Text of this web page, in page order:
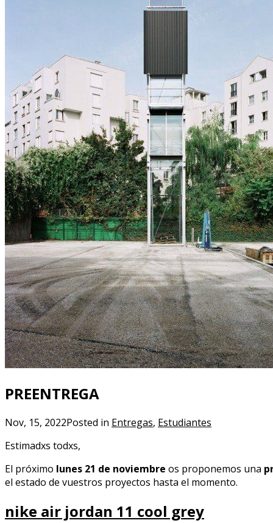
PREENTREGA
Nov, 15, 2022Posted in Entregas, Estudiantes
Estimadxs todxs,
El próximo lunes 21 de noviembre os proponemos una
el estado de vuestros proyectos hasta el momento.
nike air jordan 11 cool grey